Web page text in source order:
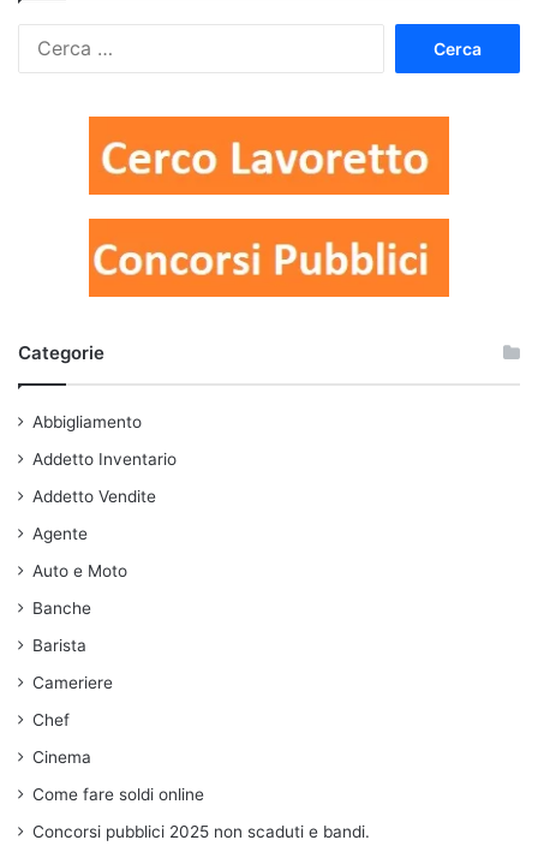
Categorie
Abbigliamento
Addetto Inventario
Addetto Vendite
Agente
Auto e Moto
Banche
Barista
Cameriere
Chef
Cinema
Come fare soldi online
Concorsi pubblici 2025 non scaduti e bandi.